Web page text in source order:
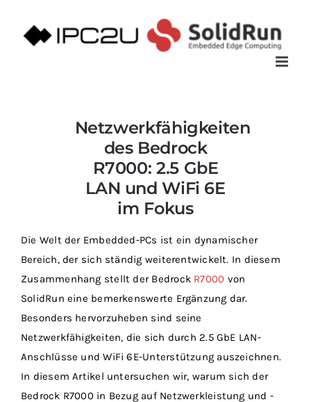
Inhalt
springen
Netzwerkfähigkeiten
des Bedrock
R7000: 2.5 GbE
LAN und WiFi 6E
im Fokus
Die Welt der Embedded-PCs ist ein dynamischer
Bereich, der sich ständig weiterentwickelt. In diesem
Zusammenhang stellt der Bedrock R7000 von
SolidRun eine bemerkenswerte Ergänzung dar.
Besonders hervorzuheben sind seine
Netzwerkfähigkeiten, die sich durch 2.5 GbE LAN-
Anschlüsse und WiFi 6E-Unterstützung auszeichnen.
In diesem Artikel untersuchen wir, warum sich der
Bedrock R7000 in Bezug auf Netzwerkleistung und -